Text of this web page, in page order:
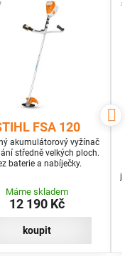
FSA 120
akumulátorový vyžínač
středně velkých ploch.
baterie a nabíječky.
Máme skladem
12 190 Kč
koupit